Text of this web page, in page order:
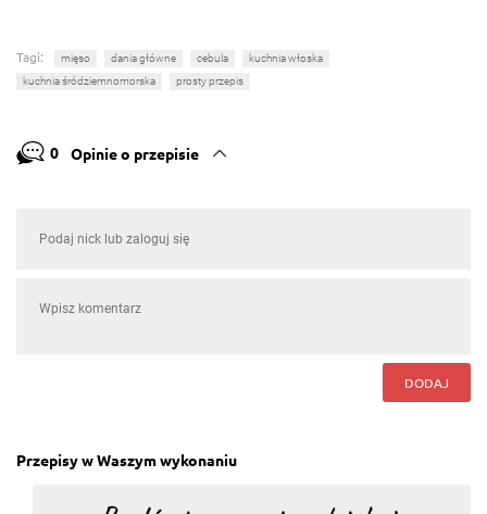
Tagi: mięso dania główne cebula
kuchnia włoska
kuchnia śródziemnomorska
prosty przepis
0 Opinie o przepisie
DODAJ
Przepisy w Waszym wykonaniu